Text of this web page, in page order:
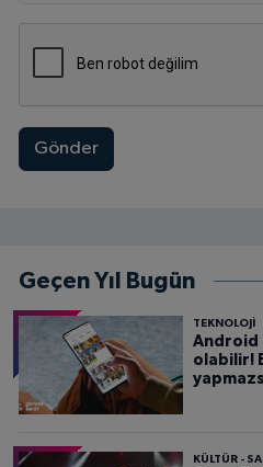
Gönder
Geçen Yıl Bugün
TEKNOLOJİ
Android
olabilir!
KÜLTÜR -